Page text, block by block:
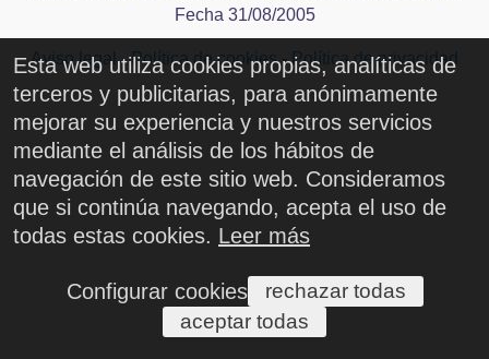
Fecha 31/08/2005
Aviso legal -Política de cookies-Política de privacidad
Esta web utiliza cookies propias, analíticas de
terceros y publicitarias, para anónimamente
mejorar su experiencia y nuestros servicios
mediante el análisis de los hábitos de
navegación de este sitio web. Consideramos
que si continúa navegando, acepta el uso de
todas estas cookies. Leer más
Configurar cookies
rechazar todas
aceptar todas